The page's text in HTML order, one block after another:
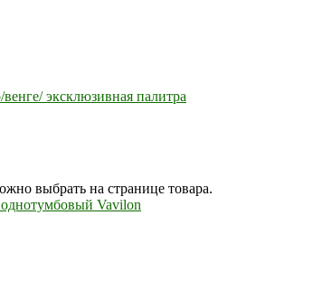
эксклюзивная палитра
выбрать на странице товара.